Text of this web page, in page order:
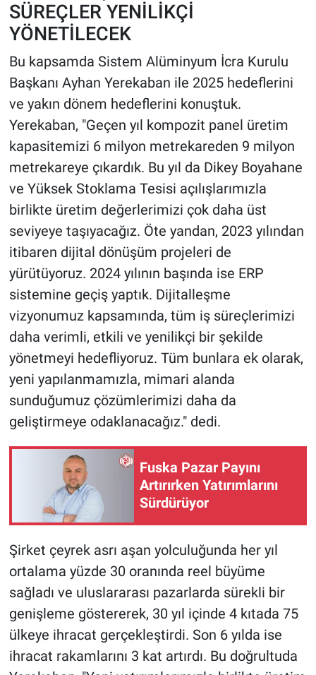
SÜREÇLER YENİLİKÇİ
YÖNETİLECEK
Bu kapsamda Sistem Alüminyum İcra Kurulu
Başkanı Ayhan Yerekaban ile 2025 hedeflerini
ve yakın dönem hedeflerini konuştuk.
Yerekaban, "Geçen yıl kompozit panel üretim
kapasitemizi 6 milyon metrekareden 9 milyon
metrekareye çıkardık. Bu yıl da Dikey Boyahane
ve Yüksek Stoklama Tesisi açılışlarımızla
birlikte üretim değerlerimizi çok daha üst
seviyeye taşıyacağız. Öte yandan, 2023 yılından
itibaren dijital dönüşüm projeleri de
yürütüyoruz. 2024 yılının başında ise ERP
sistemine geçiş yaptık. Dijitalleşme
vizyonumuz kapsamında, tüm iş süreçlerimizi
daha verimli, etkili ve yenilikçi bir şekilde
yönetmeyi hedefliyoruz. Tüm bunlara ek olarak,
yeni yapılanmamızla, mimari alanda
sunduğumuz çözümlerimizi daha da
geliştirmeye odaklanacağız." dedi.
Fuska Pazar Payını
Artırırken Yatırımlarını
Sürdürüyor
Şirket çeyrek asrı aşan yolculuğunda her yıl
ortalama yüzde 30 oranında reel büyüme
sağladı ve uluslararası pazarlarda sürekli bir
genişleme göstererek, 30 yıl içinde 4 kıtada 75
ülkeye ihracat gerçekleştirdi. Son 6 yılda ise
ihracat rakamlarını 3 kat artırdı. Bu doğrultuda